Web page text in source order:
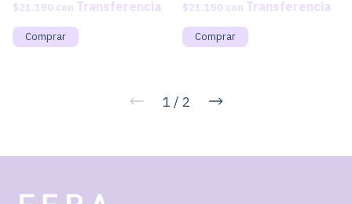
$21.150 con $21.150 con
1 / 2